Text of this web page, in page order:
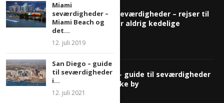
New York seværdigheder – rejser til
New York er aldrig kedelige
San Diego – guide til seværdigheder
i den smukke by
12. juli 2021
Miami
seværdigheder –
Miami Beach og
det...
12. juli 2019
San Diego – guide
til seværdigheder
i...
12. juli 2021